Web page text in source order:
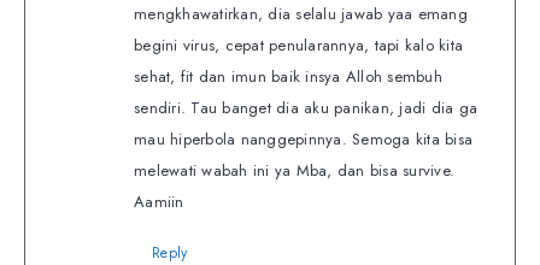
mengkhawatirkan, dia selalu jawab yaa emang
begini virus, cepat penularannya, tapi kalo kita
sehat, fit dan imun baik insya Alloh sembuh
sendiri. Tau banget dia aku panikan, jadi dia ga
mau hiperbola nanggepinnya. Semoga kita bisa
melewati wabah ini ya Mba, dan bisa survive.
Aamiin
Reply